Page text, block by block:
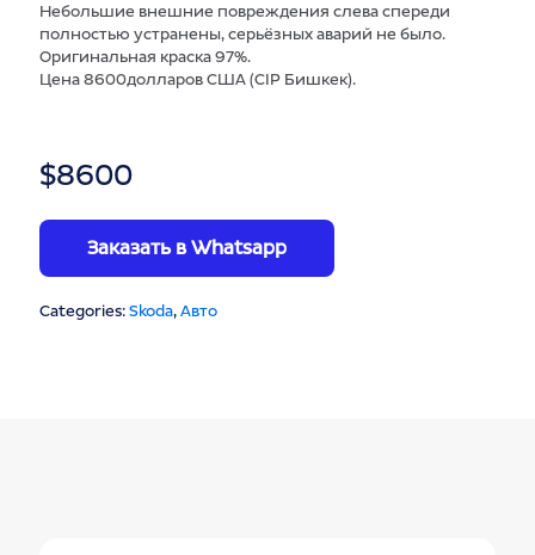
Небольшие внешние повреждения слева спереди
полностью устранены, серьёзных аварий не было.
Оригинальная краска 97%.
Цена 8600долларов США (CIP Бишкек).
$8600
Заказать в Whatsapp
Categories:Skoda,Авто